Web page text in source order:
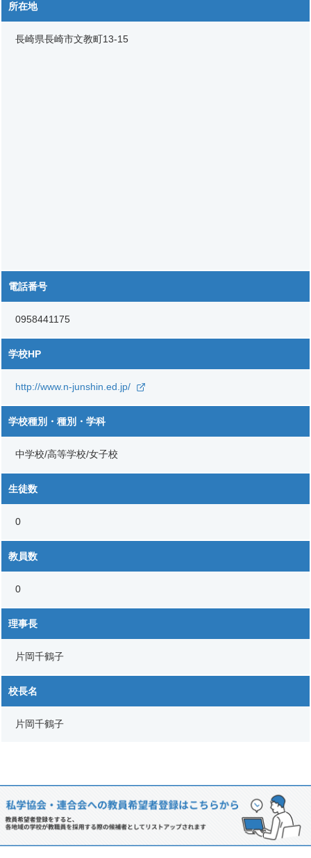
所在地
長崎県長崎市文教町13-15
電話番号
0958441175
学校HP
http://www.n-junshin.ed.jp/
学校種別・種別・学科
中学校/高等学校/女子校
生徒数
0
教員数
0
理事長
片岡千鶴子
校長名
片岡千鶴子